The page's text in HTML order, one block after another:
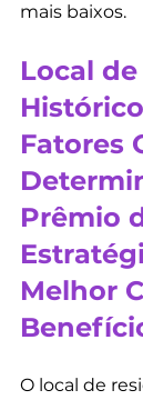
mais baixos.
Local
Fatores
Prêmio
Melhor
O local de